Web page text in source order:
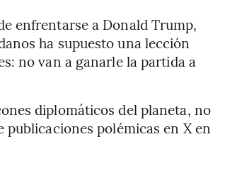
enfrentarse a Donald Trump,
ha supuesto una lección
no van a ganarle la partida a
diplomáticos del planeta, no
polémicas en X en